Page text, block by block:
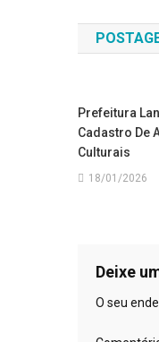
de
Post
Prefeitura
Cadastro De
Culturais
18/01/2026
Deixe
O seu